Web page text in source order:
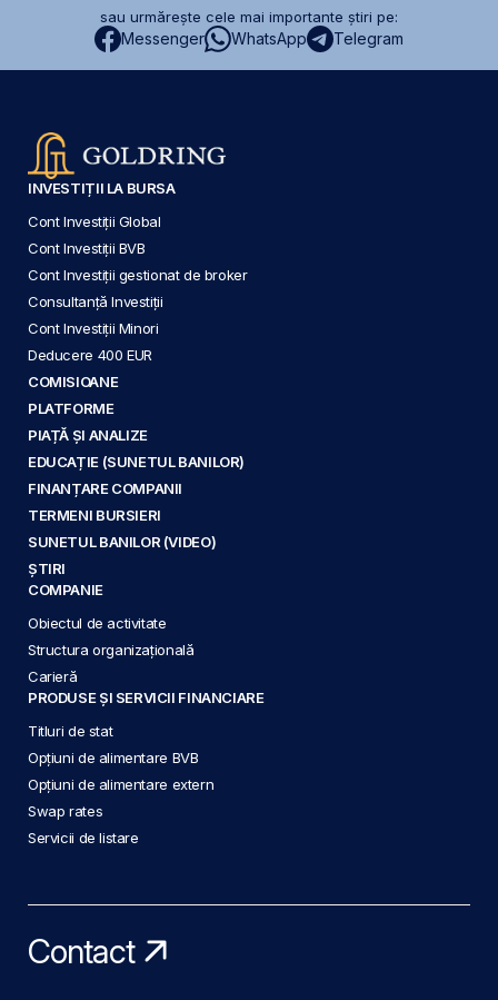
sau urmărește cele mai importante știri pe:
Messenger WhatsApp Telegram
INVESTIȚII LA BURSA
Cont Investiții Global
Cont Investiții BVB
Cont Investiții gestionat de broker
Consultanță Investiții
Cont Investiții Minori
Deducere 400 EUR
COMISIOANE
PLATFORME
PIAȚĂ ȘI ANALIZE
EDUCAȚIE (SUNETUL BANILOR)
FINANȚARE COMPANII
TERMENI BURSIERI
SUNETUL BANILOR (VIDEO)
ȘTIRI
COMPANIE
Obiectul de activitate
Structura organizațională
Carieră
PRODUSE ȘI SERVICII FINANCIARE
Titluri de stat
Opțiuni de alimentare BVB
Opțiuni de alimentare extern
Swap rates
Servicii de listare
Contact